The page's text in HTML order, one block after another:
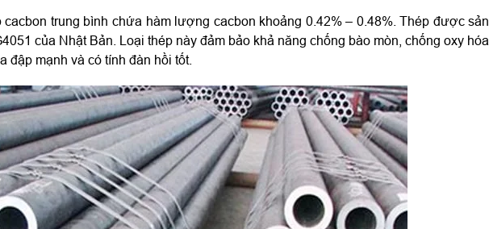
trung bình chứa hàm lượng cacbon khoảng 0.42% – 0.48%. Thép được sản
của Nhật Bản. Loại thép này đảm bảo khả năng chống bào mòn, chống oxy hóa
đập mạnh và có tính đàn hồi tốt.